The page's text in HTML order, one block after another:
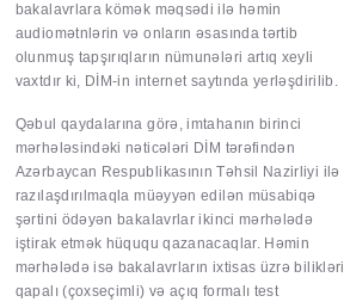
bakalavrlara kömək məqsədi ilə həmin
audiomətnlərin və onların əsasında tərtib
olunmuş tapşırıqların nümunələri artıq xeyli
vaxtdır ki, DİM-in internet saytında yerləşdirilib.
Qəbul qaydalarına görə, imtahanın birinci
mərhələsindəki nəticələri DİM tərəfindən
Azərbaycan Respublikasının Təhsil Nazirliyi ilə
razılaşdırılmaqla müəyyən edilən müsabiqə
şərtini ödəyən bakalavrlar ikinci mərhələdə
iştirak etmək hüququ qazanacaqlar. Həmin
mərhələdə isə bakalavrların ixtisas üzrə bilikləri
qapalı (çoxseçimli) və açıq formalı test